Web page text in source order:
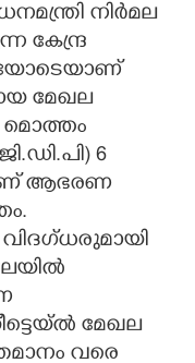
നിർമല
കേന്ദ്ര
മേഖല
മൊത്തം
6
ആഭരണ
മേഖല
വരെ